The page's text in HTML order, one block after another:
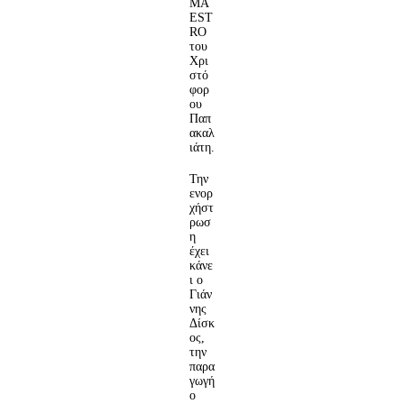
MA
EST
RO
του
Χρι
στό
φορ
ου
Παπ
ακαλ
ιάτη.
Την
ενορ
χήστ
ρωσ
η
έχει
κάνε
ι ο
Γιάν
νης
Δίσκ
ος,
την
παρα
γωγή
ο